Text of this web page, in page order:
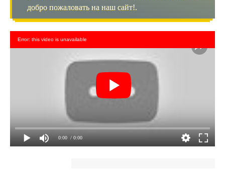
добро пожаловать на наш сайт!.
0:00 / 0:00
Error: this video is unavailable